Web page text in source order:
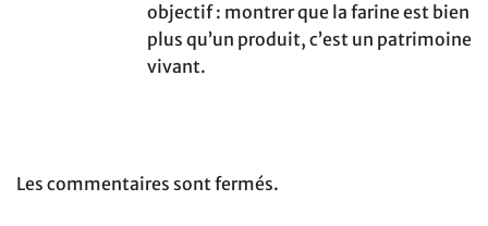
objectif : montrer que la farine est bien
plus qu’un produit, c’est un patrimoine
vivant.
Les commentaires sont fermés.